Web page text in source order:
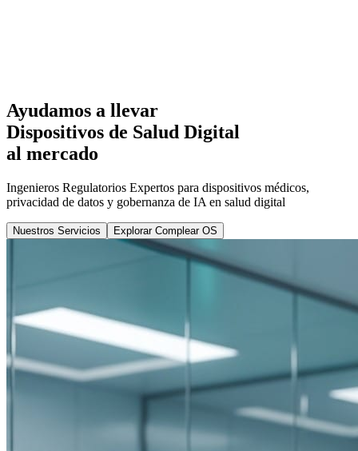
Ayudamos a llevar
Dispositivos de Salud Digital
al mercado
Ingenieros Regulatorios Expertos para dispositivos médicos,
privacidad de datos y gobernanza de IA en salud digital
Nuestros Servicios Explorar Complear OS